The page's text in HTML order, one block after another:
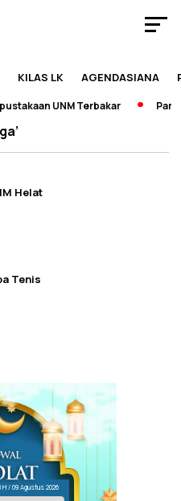
KILAS LK AGENDASIANA
UNM Terbakar
Helat
Tenis
/ 09 Agustus 2026